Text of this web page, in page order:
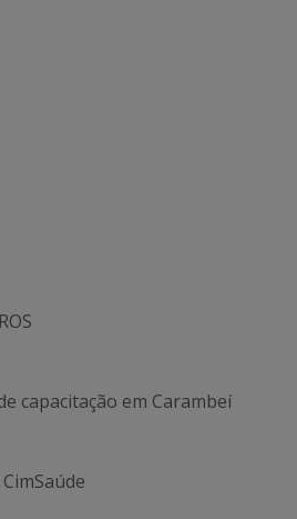
capacitação em Carambeí